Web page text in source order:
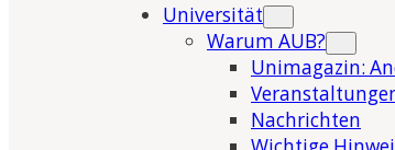
Universität
Warum AUB?
Unimagazin:
Nachrichten